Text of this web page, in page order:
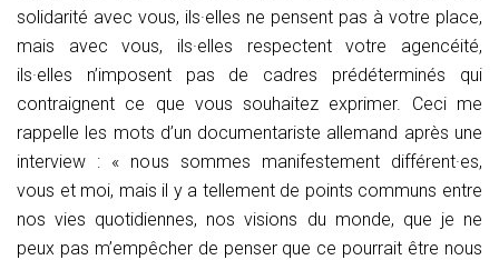
solidarité avec vous, ils·elles ne pensent pas à votre place,
mais avec vous, ils·elles respectent votre agencéité,
ils·elles n’imposent pas de cadres prédéterminés qui
contraignent ce que vous souhaitez exprimer. Ceci me
rappelle les mots d’un documentariste allemand après une
interview : « nous sommes manifestement différent·es,
vous et moi, mais il y a tellement de points communs entre
nos vies quotidiennes, nos visions du monde, que je ne
peux pas m’empêcher de penser que ce pourrait être nous